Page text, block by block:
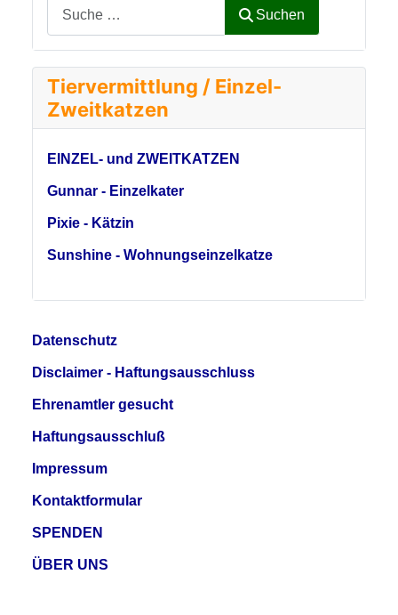
Suchen
Tiervermittlung / Einzel-
Zweitkatzen
EINZEL- und ZWEITKATZEN
Gunnar - Einzelkater
Pixie - Kätzin
Sunshine - Wohnungseinzelkatze
Datenschutz
Disclaimer - Haftungsausschluss
Ehrenamtler gesucht
Haftungsausschluß
Impressum
Kontaktformular
SPENDEN
ÜBER UNS